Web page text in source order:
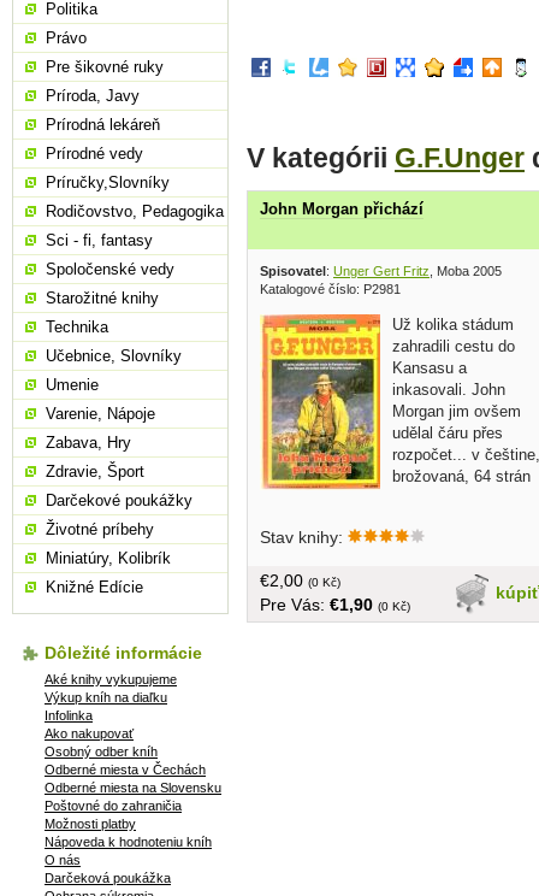
V kategórii G.F.Unger
John Morgan přichází
Spisovatel: Unger Gert Fritz , Moba 2005
Katalogové číslo: P2981
Už kolika stádum
zahradili cestu do
Kansasu a
inkasovali. John
Morgan jim ovšem
udělal čáru přes
rozpočet... v češtine,
brožovaná, 64 strán
Stav knihy:
kúpiť
€2,00 (0 Kč)
Pre Vás: €1,90 (0 Kč)
Politika
Právo
Pre šikovné ruky
Príroda, Javy
Prírodná lekáreň
Prírodné vedy
Príručky,Slovníky
Rodičovstvo, Pedagogika
Sci - fi, fantasy
Spoločenské vedy
Starožitné knihy
Technika
Učebnice, Slovníky
Umenie
Varenie, Nápoje
Zabava, Hry
Zdravie, Šport
Darčekové poukážky
Životné príbehy
Miniatúry, Kolibrík
Knižné Edície
Dôležité informácie
Aké knihy vykupujeme
Výkup kníh na diaľku
Infolinka
Ako nakupovať
Osobný odber kníh
Odberné miesta v Čechách
Odberné miesta na Slovensku
Poštovné do zahraničia
Možnosti platby
Nápoveda k hodnoteniu kníh
O nás
Darčeková poukážka